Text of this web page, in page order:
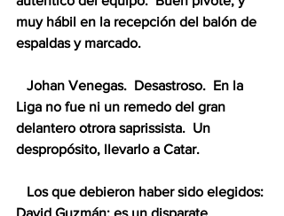
muy hábil en la recepción del balón de
espaldas y marcado.
Liga no fue ni un remedo del gran
delantero otrora saprissista.  Un
despropósito, llevarlo a Catar.